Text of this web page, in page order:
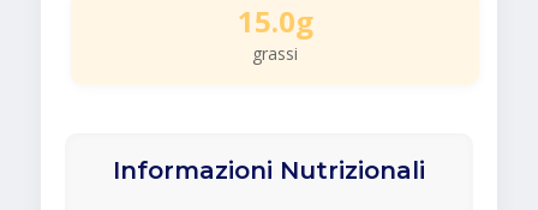
15.0g
grassi
Informazioni Nutrizionali